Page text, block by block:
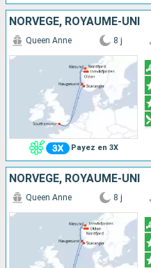
NORVÈGE, ROYAUME-UNI
Payez en 3X
Queen Anne 8 j
NORVÈGE, ROYAUME-UNI
Queen Anne 8 j